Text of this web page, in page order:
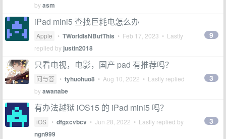
byasm
iPad mini5 查找巨耗电怎么办
Apple • TWorldIsNButThis • Feb 17, 2023 • Lastly
replied by justin2018
9
只看电视，电影，国产 pad 有推荐吗？
问与答 • tyhuohuo8 • Aug 10, 2022 • Lastly replied
byawanabe
3
有办法越狱 iOS15 的 iPad mini5 吗？
iOS • dfgxcvbcv • Jun 28, 2022 • Lastly replied by
ngn999
3